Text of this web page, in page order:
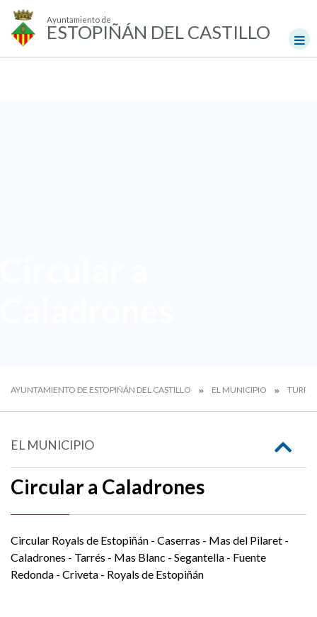
Ayuntamiento de
ESTOPIÑÁN DEL CASTILLO
AYUNTAMIENTO DE ESTOPIÑÁN DEL CASTILLO EL MUNICIPIO
EL MUNICIPIO
Circular a Caladrones
Circular Royals de Estopiñán - Caserras - Mas del Pilaret -
Caladrones - Tarrés - Mas Blanc - Segantella - Fuente
Redonda - Criveta - Royals de Estopiñán